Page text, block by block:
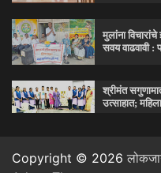
मुलांना
सवय वाढवावी :
श्रीमंत
उत्साहात;
Copyright © 2026